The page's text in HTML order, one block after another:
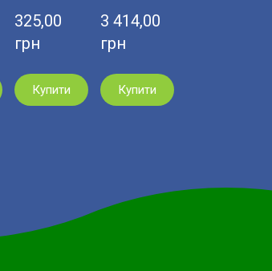
325,00
грн
Купити
3 414,00
грн
Купити